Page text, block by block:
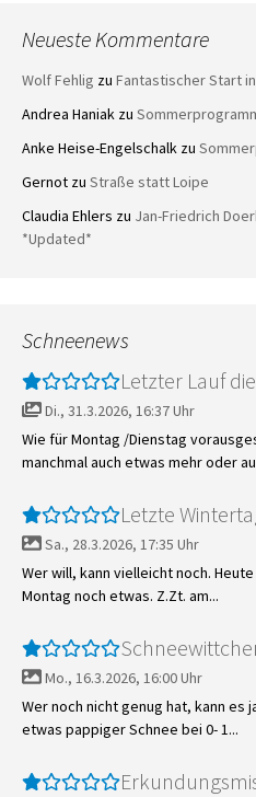
Neueste Kommentare
Wolf Fehlig zu Fantastischer Start
Andrea Haniak zu
Anke Heise-Engelschalk zu
Gernot zu Straße statt Loipe
Claudia Ehlers zu Jan-Friedrich
*Updated*
Schneenews
Letzter Lauf
Di., 31.3.2026, 16:37 Uhr
Wie für Montag /Dienstag
manchmal auch etwas mehr oder
Letzte
Sa., 28.3.2026, 17:35 Uhr
Wer will, kann vielleicht noch.
Montag noch etwas. Z.Zt. am...
Mo., 16.3.2026, 16:00 Uhr
Wer noch nicht genug hat, kann es
etwas pappiger Schnee bei 0- 1...